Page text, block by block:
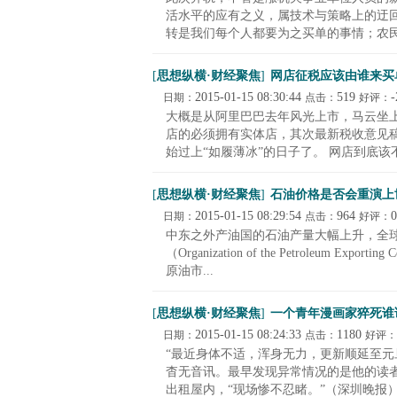
活水平的应有之义，属技术与策略上的迂
转是我们每个人都要为之买单的事情；农
[思想纵横·财经聚焦] 网店征税应该由谁来买
日期： 2015-01-15 08:30:44 点击： 519 好评： -
大概是从阿里巴巴去年风光上市，马云坐
店的必须拥有实体店，其次最新税收意见
始过上“如履薄冰”的日子了。 网店到底该
[思想纵横·财经聚焦] 石油价格是否会重演
日期： 2015-01-15 08:29:54 点击： 964 好评： 0
中东之外产油国的石油产量大幅上升，全
（Organization of the Petroleum
原油市...
[思想纵横·财经聚焦] 一个青年漫画家猝死
日期： 2015-01-15 08:24:33 点击： 1180 好评：
“最近身体不适，浑身无力，更新顺延至
杳无音讯。最早发现异常情况的是他的读
出租屋内，“现场惨不忍睹。”（深圳晚报